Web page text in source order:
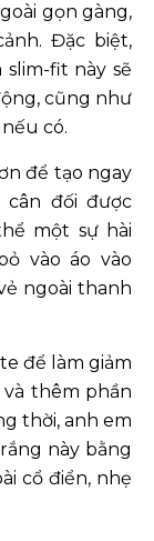
gọn gàng,
Đặc biệt,
fit này sẽ
cũng như
có.
để tạo ngay
cân đối được
một sự hài
vào áo vào
ngoài thanh
để làm giảm
thêm phần
thời, anh em
này bằng
cổ điển, nhẹ